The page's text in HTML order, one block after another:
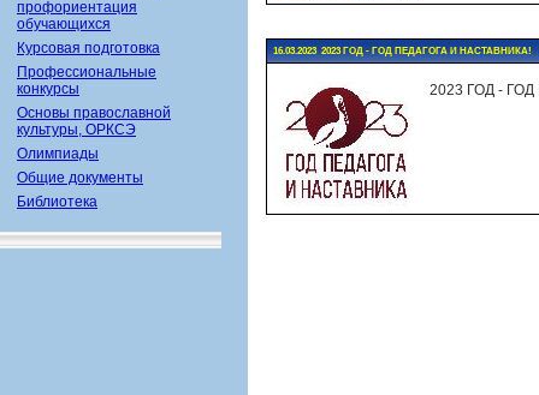
профориентация
обучающихся
Курсовая подготовка
Профессиональные
конкурсы
Основы православной
культуры, ОРКСЭ
Олимпиады
Общие документы
Библиотека
16.03.2023 2023 ГОД - ГОД ПЕДАГОГА И НАСТАВНИКА!
2023 ГОД -